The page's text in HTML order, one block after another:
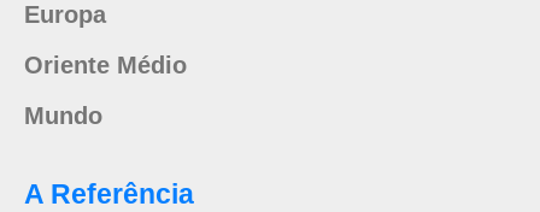
Europa
Oriente Médio
Mundo
A Referência